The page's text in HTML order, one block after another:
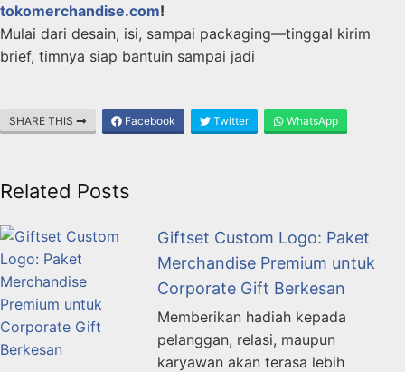
tokomerchandise.com!
Mulai dari desain, isi, sampai packaging—tinggal kirim
brief, timnya siap bantuin sampai jadi
SHARE THIS Facebook Twitter WhatsApp
Related Posts
Giftset Custom Logo: Paket
Merchandise Premium untuk
Corporate Gift Berkesan
Memberikan hadiah kepada
pelanggan, relasi, maupun
karyawan akan terasa lebih